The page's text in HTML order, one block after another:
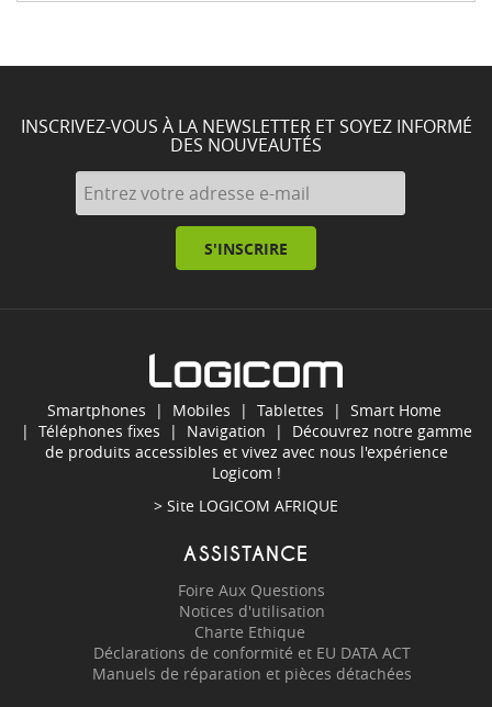
INSCRIVEZ-VOUS À LA NEWSLETTER ET SOYEZ INFORMÉ
DES NOUVEAUTÉS
S'INSCRIRE
Smartphones | Mobiles | Tablettes | Smart Home
| Téléphones fixes | Navigation | Découvrez notre gamme
de produits accessibles et vivez avec nous l'expérience
Logicom !
> Site LOGICOM AFRIQUE
ASSISTANCE
Foire Aux Questions
Notices d'utilisation
Charte Ethique
Déclarations de conformité et EU DATA ACT
Manuels de réparation et pièces détachées